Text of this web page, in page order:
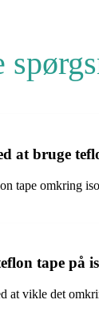
at bruge
tape omkring
tape på
at vikle det